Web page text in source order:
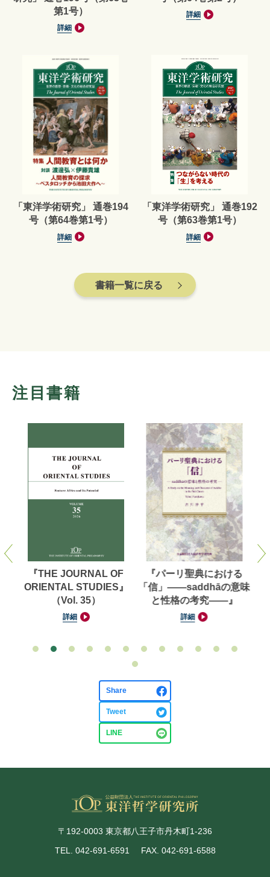
第1号）
詳細
詳細
「東洋学術研究」 通巻194
号（第64巻第1号）
詳細
「東洋学術研究」 通巻192
号（第63巻第1号）
詳細
書籍一覧に戻る
注目書籍
『THE JOURNAL OF
ORIENTAL STUDIES』
（Vol. 35）
詳細
『パーリ聖典における
「信」——saddhāの意味
と性格の考究——』
詳細
Share
Tweet
LINE
〒192-0003 東京都八王子市丹木町1-236
TEL. 042-691-6591
FAX. 042-691-6588